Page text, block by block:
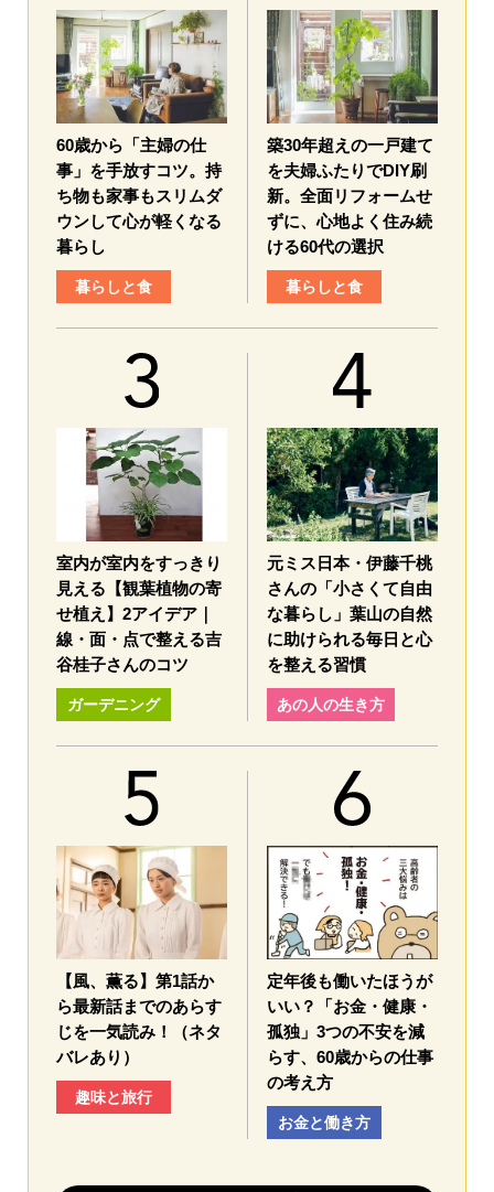
60歳から「主婦の仕
事」を手放すコツ。持
ち物も家事もスリムダ
ウンして心が軽くなる
暮らし
暮らしと食
築30年超えの一戸建て
を夫婦ふたりでDIY刷
新。全面リフォームせ
ずに、心地よく住み続
ける60代の選択
暮らしと食
室内が室内をすっきり
見える【観葉植物の寄
せ植え】2アイデア｜
線・面・点で整える吉
谷桂子さんのコツ
ガーデニング
元ミス日本・伊藤千桃
さんの「小さくて自由
な暮らし」葉山の自然
に助けられる毎日と心
を整える習慣
あの人の生き方
【風、薫る】第1話か
ら最新話までのあらす
じを一気読み！（ネタ
バレあり）
趣味と旅行
定年後も働いたほうが
いい？「お金・健康・
孤独」3つの不安を減
らす、60歳からの仕事
の考え方
お金と働き方